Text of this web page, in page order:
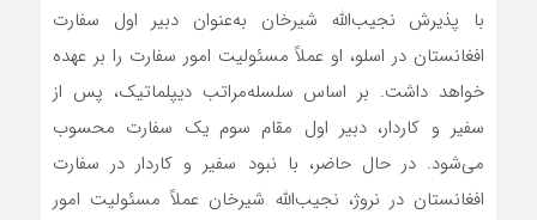
با پذیرش نجیب‌الله شیرخان به‌عنوان دبیر اول سفارت
افغانستان در اسلو، او عملاً مسئولیت امور سفارت را بر عهده
خواهد داشت. بر اساس سلسله‌مراتب دیپلماتیک، پس از
سفیر و کاردار، دبیر اول مقام سوم یک سفارت محسوب
می‌شود. در حال حاضر، با نبود سفیر و کاردار در سفارت
افغانستان در نروژ، نجیب‌الله شیرخان عملاً مسئولیت امور